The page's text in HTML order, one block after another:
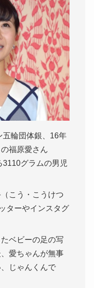
五輪団体銀、16年
福原愛さん
3110グラムの男児
こう・こうけつ
ターやインスタグ
ベビーの足の写
愛ちゃんが無事
じゃんくんで